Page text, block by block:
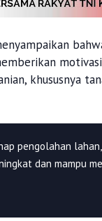
khususnya
pengolahan
dan mampu